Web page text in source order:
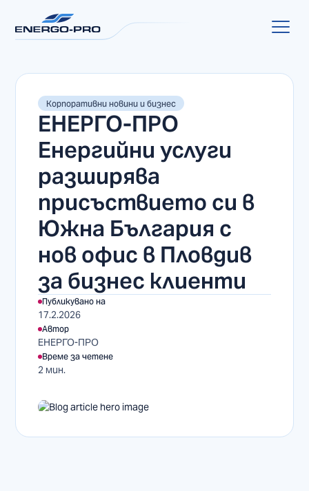
Корпоративни новини и бизнес
ЕНЕРГО-ПРО
Енергийни услуги
разширява
присъствието си в
Южна България с
нов офис в Пловдив
за бизнес клиенти
Публикувано на
17.2.2026
Автор
ЕНЕРГО-ПРО
Време за четене
2 мин.